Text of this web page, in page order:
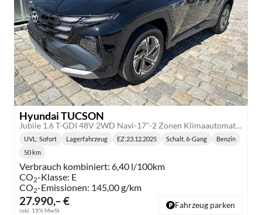
Hyundai TUCSON
Jubile 1.6 T-GDI 48V 2WD Navi-17"-2 Zonen Klimaautomatik-LED-Kamera-Sofort
27.990,– €
inkl. 19% MwSt.
UVL : Sofort Lagerfahrzeug EZ:23.12.2025
Getriebe:
Schalt. 6-Gang Benzin
50 km
Verbrauch kombiniert: 6,40 l/100km
CO2-Klasse: E
CO2-Emissionen: 145,00 g/km
Fahrzeug parken